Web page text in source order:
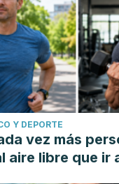
Y DEPORTE
vez más
aire libre que ir